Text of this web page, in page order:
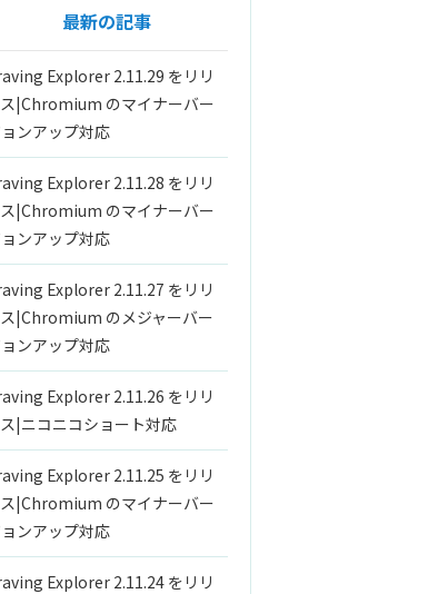
最新の記事
Explorer 2.11.29 をリリ
|Chromium のマイナーバー
ンアップ対応
Explorer 2.11.28 をリリ
|Chromium のマイナーバー
ンアップ対応
Explorer 2.11.27 をリリ
|Chromium のメジャーバー
ンアップ対応
Explorer 2.11.26 をリリ
|ニコニコショート対応
Explorer 2.11.25 をリリ
|Chromium のマイナーバー
ンアップ対応
Explorer 2.11.24 をリリ